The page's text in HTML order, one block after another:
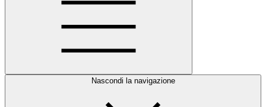
Nascondi la navigazione